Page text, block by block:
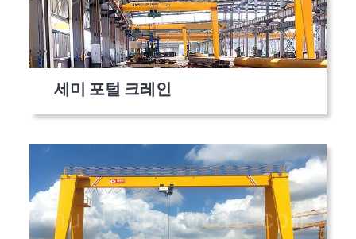
세미 포털 크레인